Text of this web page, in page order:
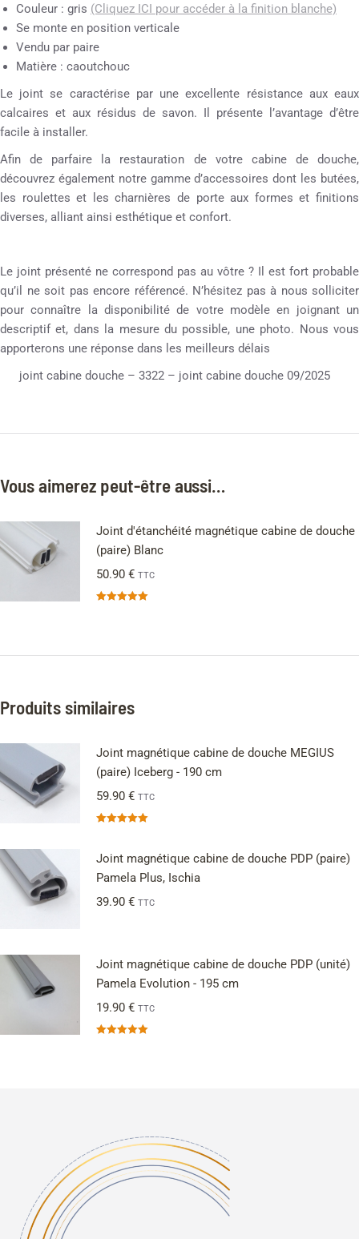
Couleur : gris (Cliquez ICI pour accéder à la finition blanche)
Se monte en position verticale
Vendu par paire
Matière : caoutchouc
Le joint se caractérise par une excellente résistance aux eaux
calcaires et aux résidus de savon. Il présente l’avantage d’être
facile à installer.
Afin de parfaire la restauration de votre cabine de douche,
découvrez également notre gamme d’accessoires dont les butées,
les roulettes et les charnières de porte aux formes et finitions
diverses, alliant ainsi esthétique et confort.
Le joint présenté ne correspond pas au vôtre ? Il est fort probable
qu’il ne soit pas encore référencé. N’hésitez pas à nous solliciter
pour connaître la disponibilité de votre modèle en joignant un
descriptif et, dans la mesure du possible, une photo. Nous vous
apporterons une réponse dans les meilleurs délais
joint cabine douche – 3322 – joint cabine douche 09/2025
Vous aimerez peut-être aussi…
Joint d'étanchéité magnétique cabine de douche
(paire) Blanc
50.90 € TTC
Produits similaires
Joint magnétique cabine de douche MEGIUS
(paire) Iceberg - 190 cm
59.90 € TTC
Joint magnétique cabine de douche PDP (paire)
Pamela Plus, Ischia
39.90 € TTC
Joint magnétique cabine de douche PDP (unité)
Pamela Evolution - 195 cm
19.90 € TTC